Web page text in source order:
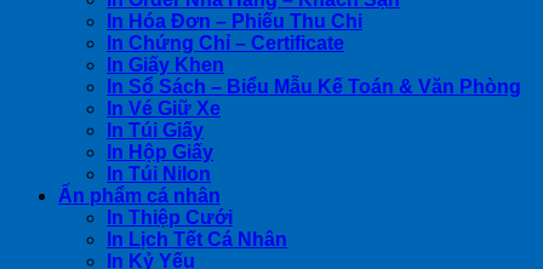
In Hóa Đơn – Phiếu Thu Chi
In Chứng Chỉ – Certificate
In Giấy Khen
In Sổ Sách – Biểu Mẫu Kế Toán & Văn Phòng
In Vé Giữ Xe
In Túi Giấy
In Hộp Giấy
In Túi Nilon
Ấn phẩm cá nhân
In Thiệp Cưới
In Lịch Tết Cá Nhân
In Kỷ Yếu